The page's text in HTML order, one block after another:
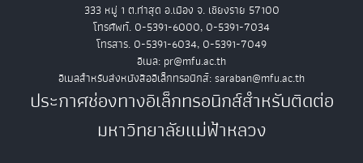
333 หมู่ 1 ต.ท่าสุด อ.เมือง จ. เชียงราย 57100
โทรศัพท์. 0-5391-6000, 0-5391-7034
โทรสาร. 0-5391-6034, 0-5391-7049
อีเมล: pr@mfu.ac.th
อีเมลสำหรับส่งหนังสืออิเล็กทรอนิกส์: saraban@mfu.ac.th
ประกาศช่องทางอิเล็กทรอนิกส์สำหรับติดต่อ
มหาวิทยาลัยแม่ฟ้าหลวง